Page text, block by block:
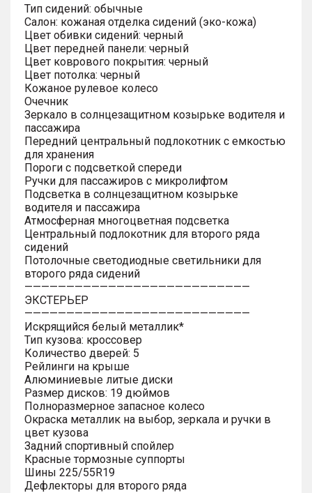
Тип сидений: обычные
Салон: кожаная отделка сидений (эко-кожа)
Цвет обивки сидений: черный
Цвет передней панели: черный
Цвет коврового покрытия: черный
Цвет потолка: черный
Кожаное рулевое колесо
Очечник
Зеркало в солнцезащитном козырьке водителя и
пассажира
Передний центральный подлокотник с емкостью
для хранения
Пороги с подсветкой спереди
Ручки для пассажиров с микролифтом
Подсветка в солнцезащитном козырьке
водителя и пассажира
Атмосферная многоцветная подсветка
Центральный подлокотник для второго ряда
сидений
Потолочные светодиодные светильники для
второго ряда сидений
———————————————————————————
ЭКСТЕРЬЕР
———————————————————————————
Искрящийся белый металлик*
Тип кузова: кроссовер
Количество дверей: 5
Рейлинги на крыше
Алюминиевые литые диски
Размер дисков: 19 дюймов
Полноразмерное запасное колесо
Окраска металлик на выбор, зеркала и ручки в
цвет кузова
Задний спортивный спойлер
Красные тормозные суппорты
Шины 225/55R19
Дефлекторы для второго ряда